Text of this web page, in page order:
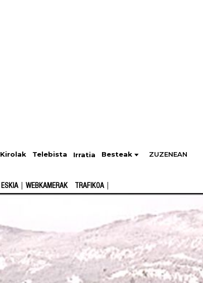
Kirolak Telebista Irratia Besteak ZUZENEAN
ESKIA WEBKAMERAK TRAFIKOA